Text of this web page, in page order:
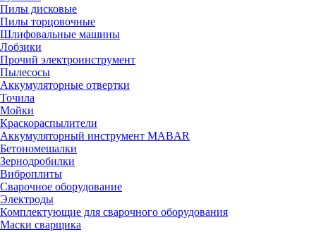
Пилы дисковые
Пилы торцовочные
Шлифовальные машины
Лобзики
Прочий электроинструмент
Пылесосы
Аккумуляторные отвертки
Точила
Мойки
Краскораспылители
Аккумуляторный инструмент MABAR
Бетономешалки
Зернодробилки
Виброплиты
Сварочное оборудование
Электроды
Комплектующие для сварочного оборудования
Маски сварщика